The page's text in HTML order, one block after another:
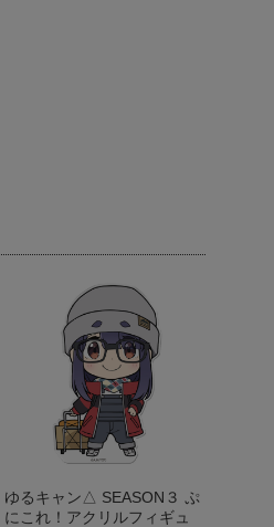
ゆるキャン△ SEASON３ ぷ
にこれ！アクリルフィギュ